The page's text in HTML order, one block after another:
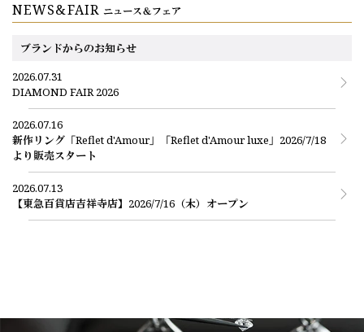
お電話にて、イオンモール岡崎店のご来店予約をする場合
ご予約専用ダイヤル（8:00～22:00）
0078-6000-5111
NEWS&FAIRニュース＆フェア
ブランドからのお知らせ
2026.07.31
DIAMOND FAIR 2026
2026.07.16
新作リング「Reflet d'Amour」「Reflet d'Amour luxe」2026/7/18
より販売スタート
2026.07.13
【東急百貨店吉祥寺店】2026/7/16（木）オープン